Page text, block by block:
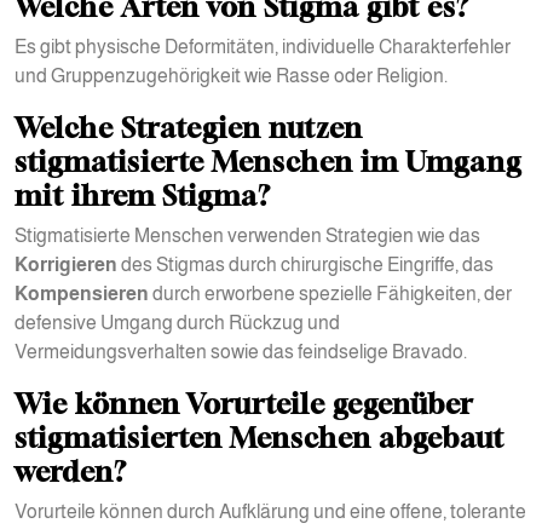
Es gibt physische Deformitäten, individuelle Charakterfehler
und Gruppenzugehörigkeit wie Rasse oder Religion.
Welche Strategien nutzen
stigmatisierte Menschen im Umgang
mit ihrem Stigma?
Stigmatisierte Menschen verwenden Strategien wie das
Korrigieren des Stigmas durch chirurgische Eingriffe, das
Kompensieren durch erworbene spezielle Fähigkeiten, der
defensive Umgang durch Rückzug und
Vermeidungsverhalten sowie das feindselige Bravado.
Wie können Vorurteile gegenüber
stigmatisierten Menschen abgebaut
werden?
Vorurteile können durch Aufklärung und eine offene, tolerante